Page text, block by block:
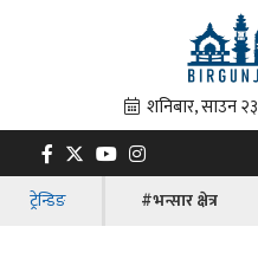
ट्रेन्डिङ #भन्सार क्षेत्र